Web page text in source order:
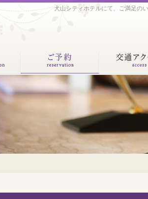
犬山シティホテルにて、ご満足の